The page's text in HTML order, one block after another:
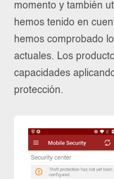
momento y también
hemos tenido en
hemos comprobado
actuales. Los
capacidades
protección.